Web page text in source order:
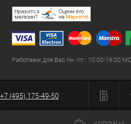
Работаем для Вас пн.-пт.: 10:00-19:00
+7 (495) 175-49-50